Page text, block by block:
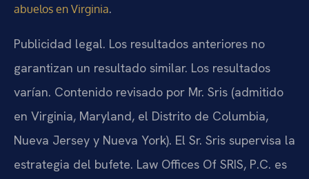
abuelos en Virginia.
Publicidad legal. Los resultados anteriores no
garantizan un resultado similar. Los resultados
varían. Contenido revisado por Mr. Sris (admitido
en Virginia, Maryland, el Distrito de Columbia,
Nueva Jersey y Nueva York). El Sr. Sris supervisa la
estrategia del bufete. Law Offices Of SRIS, P.C. es